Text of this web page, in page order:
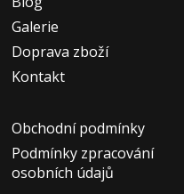
Galerie
Doprava zboží
Kontakt
Obchodní podmínky
Podmínky zpracování
osobních údajů